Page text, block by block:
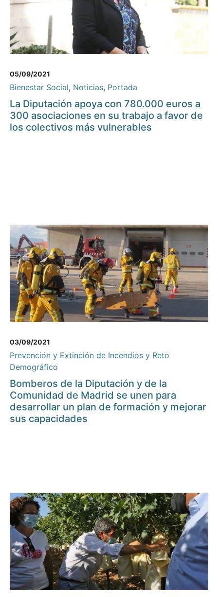
05/09/2021
Bienestar Social, Noticias, Portada
La Diputación apoya con 780.000 euros a
300 asociaciones en su trabajo a favor de
los colectivos más vulnerables
03/09/2021
Prevención y Extinción de Incendios y Reto
Demográfico
Bomberos de la Diputación y de la
Comunidad de Madrid se unen para
desarrollar un plan de formación y mejorar
sus capacidades